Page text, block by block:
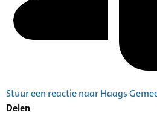
Stuur een reactie naar Haags
Delen